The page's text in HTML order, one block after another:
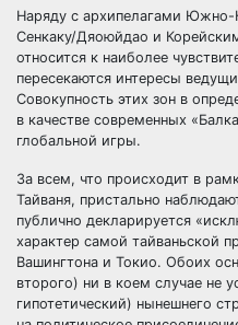
Наряду с архипелагами
Сенкаку/Дяоюйдао и
относится к наиболее
пересекаются интересы
Совокупность этих зон в
в качестве современных
глобальной игры.
За всем, что происходит в
Тайваня, пристально
публично декларируется
характер самой тайваньской
Вашингтона и Токио. Обоих
второго) ни в коем случае не
гипотетический) нынешнего